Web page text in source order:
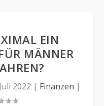
EIN
MÄNNER
2022 | Finanzen |